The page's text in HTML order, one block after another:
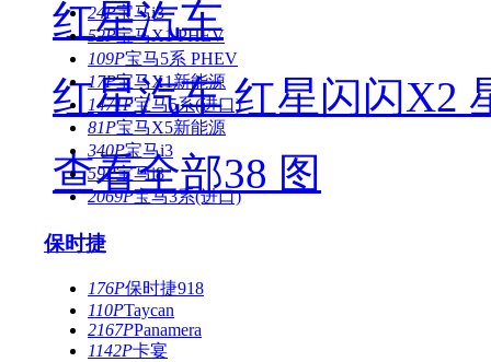
24P宝马i3
52P宝马X1 PHEV
109P宝马5系 PHEV
17P宝马X1新能源
1471P宝马5系(进口)
81P宝马X5新能源
340P宝马i3
59P宝马i8
2069P宝马3系(进口)
保时捷
176P保时捷918
110PTaycan
2167PPanamera
1142P卡宴
红星汽车
红星汽车 红星闪闪X2
查看全部38 图